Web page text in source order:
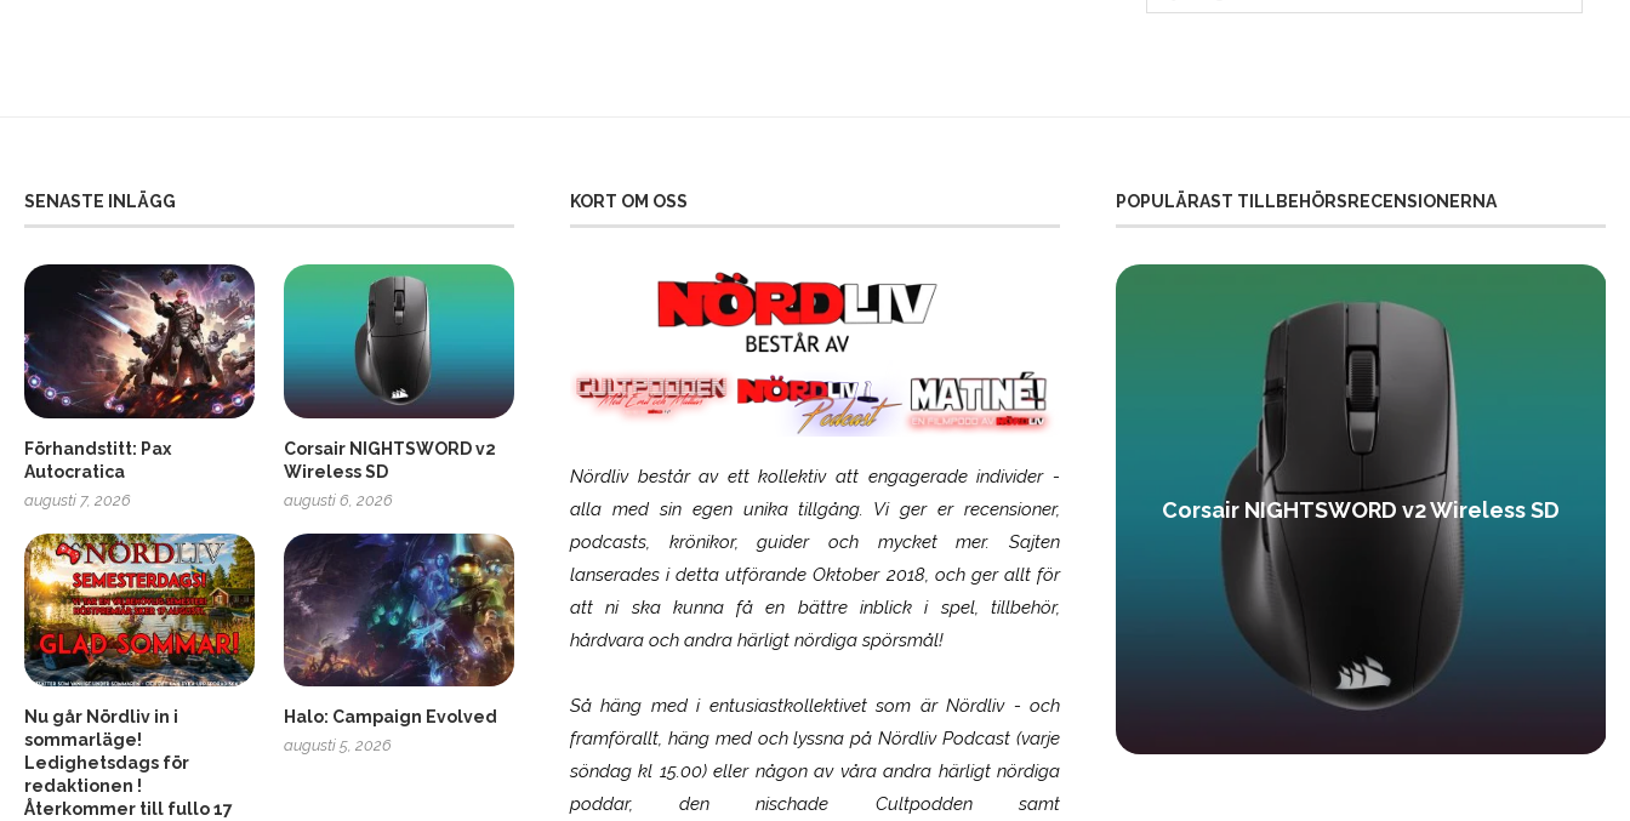
SENASTE INLÄGG
Förhandstitt: Pax
Autocratica
augusti 7, 2026
Corsair NIGHTSWORD v2
Wireless SD
augusti 6, 2026
Nu går Nördliv in i
sommarläge!
Ledighetsdags för
redaktionen !
Återkommer till fullo 17
Halo: Campaign Evolved
augusti 5, 2026
KORT OM OSS
Nördliv består av ett kollektiv att engagerade individer -
alla med sin egen unika tillgång. Vi ger er recensioner,
podcasts, krönikor, guider och mycket mer. Sajten
lanserades i detta utförande Oktober 2018, och ger allt för
att ni ska kunna få en bättre inblick i spel, tillbehör,
hårdvara och andra härligt nördiga spörsmål!
Så häng med i entusiastkollektivet som ärNördliv- och
framförallt, häng med och lyssna på Nördliv Podcast (varje
söndag kl 15.00) eller någon av våra andra härligt nördiga
poddar, den nischade Cultpodden samt
POPULÄRAST TILLBEHÖRSRECENSIONERNA
Soundcore Liberty 5 Pro SCUF Gaming Omega Corsair NIGHTSWORD v2 Wireless SD